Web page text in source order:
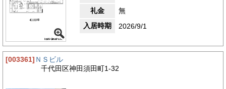
礼金
無
入居時期
2026/9/1
[003361] ＮＳビル
千代田区神田須田町1-32